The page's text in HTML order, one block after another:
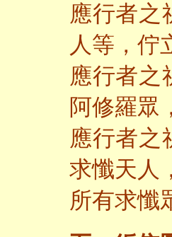
應行者之
人等，佇
應行者之
阿修羅眾
應行者之
求懺天人
所有求懺